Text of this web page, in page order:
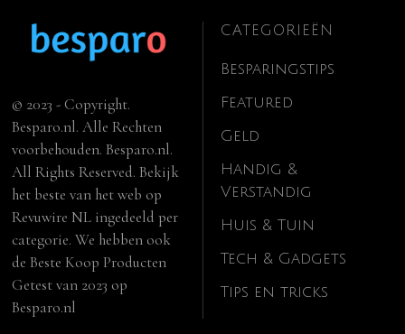
© 2023 - Copyright.
Besparo.nl. Alle Rechten
voorbehouden. Besparo.nl.
All Rights Reserved. Bekijk
het beste van het web op
Revuwire NL ingedeeld per
categorie. We hebben ook
deBeste Koop Producten
Getest van 2023 op
Besparo.nl
CATEGORIEËN
Besparingstips
Featured
Geld
Handig &
Verstandig
Huis & Tuin
Tech & Gadgets
Tips en tricks